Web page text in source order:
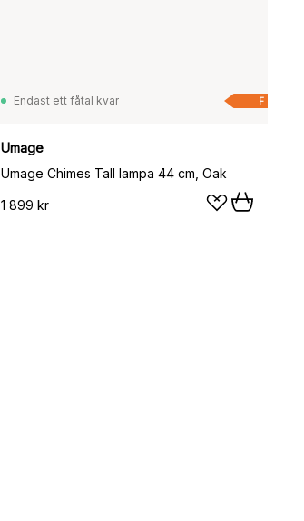
F
Endast ett fåtal kvar
Umage
Umage Chimes Tall lampa 44 cm, Oak
1 899 kr